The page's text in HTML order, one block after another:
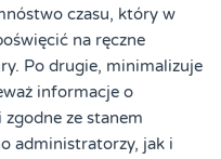
czasu, który w
na ręczne
Po drugie, minimalizuje
informacje o
ze stanem
administratorzy, jak i